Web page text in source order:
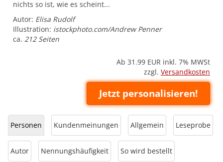
nichts so ist, wie es scheint...
Autor: Elisa Rudolf
Illustration: istockphoto.com/Andrew Penner
ca.212 Seiten
Ab 31.99 EUR inkl. 7% MWSt
zzgl. Versandkosten
Jetzt personalisieren!
Personen Kundenmeinungen Allgemein Leseprobe
Autor Nennungshäufigkeit So wird bestellt